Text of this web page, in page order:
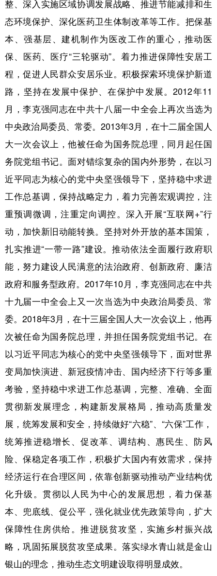
整、深入实施区域协调发展战略、推进节能减排和生
态环境保护、深化医药卫生体制改革等工作。把保基
本、强基层、建机制作为医改工作的重心，推动医
保、医药、医疗“三轮驱动”。着力推进保障性安居工
程，促进人民群众安居乐业。积极探索环境保护新道
路，坚持在发展中保护、在保护中发展。2012年11
月，李克强同志在中共十八届一中全会上再次当选为
中央政治局委员、常委。2013年3月，在十二届全国人
大一次会议上，他被任命为国务院总理，同月起任国
务院党组书记。面对错综复杂的国内外形势，在以习
近平同志为核心的党中央坚强领导下，坚持稳中求进
工作总基调，保持战略定力，着力完善宏观调控，注
重预调微调，注重定向调控。深入开展“互联网+”行
动，加快新旧动能转换。坚持对外开放的基本国策，
扎实推进“一带一路”建设。推动依法全面履行政府职
能，努力建设人民满意的法治政府、创新政府、廉洁
政府和服务型政府。2017年10月，李克强同志在中共
十九届一中全会上又一次当选为中央政治局委员、常
委。2018年3月，在十三届全国人大一次会议上，他再
次被任命为国务院总理，并担任国务院党组书记。在
以习近平同志为核心的党中央坚强领导下，面对世界
变局加快演进、新冠疫情冲击、国内经济下行等多重
考验，坚持稳中求进工作总基调，完整、准确、全面
贯彻新发展理念，构建新发展格局，推动高质量发
展，统筹发展和安全，持续做好“六稳”、“六保”工作，
统筹推进稳增长、促改革、调结构、惠民生、防风
险、保稳定各项工作，积极扩大国内有效需求，保持
经济运行在合理区间，依靠创新驱动推动产业结构优
化升级。贯彻以人民为中心的发展思想，着力保基
本、兜底线、促公平，强化就业优先政策导向，扩大
保障性住房供给。推进脱贫攻坚，实施乡村振兴战
略，巩固拓展脱贫攻坚成果。落实绿水青山就是金山
银山的理念，推动生态文明建设取得明显成效。